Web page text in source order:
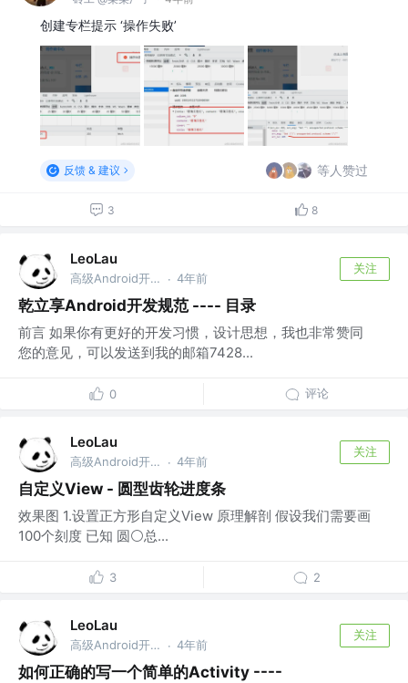
创建专栏提示 ‘操作失败’
反馈 & 建议 等人赞过
3 8
LeoLau
高级Android开发 @乾立享信息咨询（深圳）有限公司 · 4年前
关注
乾立享Android开发规范 ---- 目录
前言 如果你有更好的开发习惯，设计思想，我也非常赞同
您的意见，可以发送到我的邮箱7428...
0 评论
LeoLau
高级Android开发 @乾立享信息咨询（深圳）有限公司 · 4年前
关注
自定义View - 圆型齿轮进度条
效果图 1.设置正方形自定义View 原理解剖 假设我们需要画
100个刻度 已知 圆⚪总...
3 2
LeoLau
高级Android开发 @乾立享信息咨询（深圳）有限公司 · 4年前
关注
如何正确的写一个简单的Activity ----